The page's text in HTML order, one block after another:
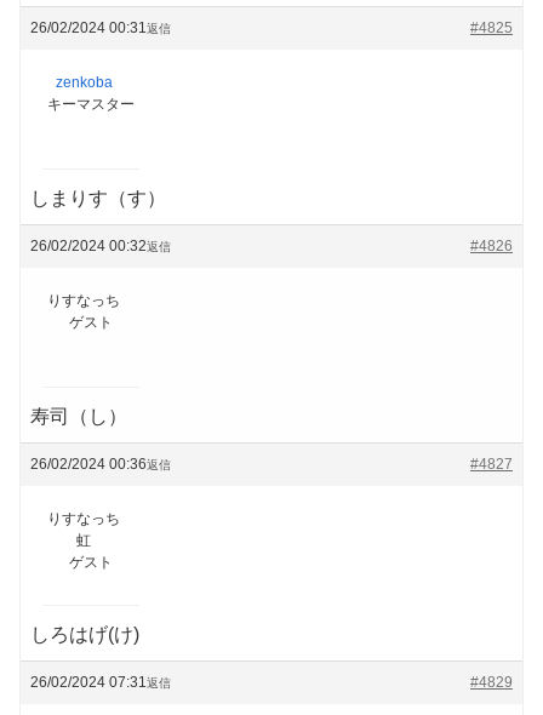
26/02/2024 00:31 #4825
返信
zenkoba
キーマスター
しまりす（す）
26/02/2024 00:32 #4826
返信
りすなっち
ゲスト
寿司（し）
26/02/2024 00:36 #4827
返信
りすなっち
虹
ゲスト
しろはげ(け)
26/02/2024 07:31 #4829
返信